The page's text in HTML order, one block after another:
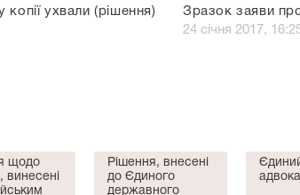
ухвали (рішення)
Зразок заяви
24 січня 2017,
щодо
винесені
Рішення, внесені
до Єдиного
державного